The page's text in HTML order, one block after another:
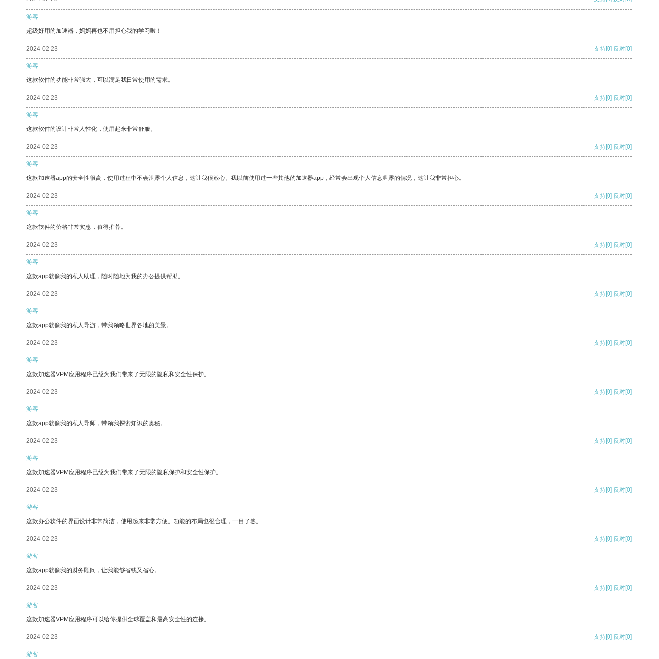
游客
超级好用的加速器，妈妈再也不用担心我的学习啦！
2024-02-23 支持[0] 反对[0]
游客
这款软件的功能非常强大，可以满足我日常使用的需求。
2024-02-23 支持[0] 反对[0]
游客
这款软件的设计非常人性化，使用起来非常舒服。
2024-02-23 支持[0] 反对[0]
游客
这款加速器app的安全性很高，使用过程中不会泄露个人信息，这让我很放心。我以前使用过一些其他的加速器app，经常会出现个人信息泄露的情况，这让我非常担心。
2024-02-23 支持[0] 反对[0]
游客
这款软件的价格非常实惠，值得推荐。
2024-02-23 支持[0] 反对[0]
游客
这款app就像我的私人助理，随时随地为我的办公提供帮助。
2024-02-23 支持[0] 反对[0]
游客
这款app就像我的私人导游，带我领略世界各地的美景。
2024-02-23 支持[0] 反对[0]
游客
这款加速器VPM应用程序已经为我们带来了无限的隐私和安全性保护。
2024-02-23 支持[0] 反对[0]
游客
这款app就像我的私人导师，带领我探索知识的奥秘。
2024-02-23 支持[0] 反对[0]
游客
这款加速器VPM应用程序已经为我们带来了无限的隐私保护和安全性保护。
2024-02-23 支持[0] 反对[0]
游客
这款办公软件的界面设计非常简洁，使用起来非常方便。功能的布局也很合理，一目了然。
2024-02-23 支持[0] 反对[0]
游客
这款app就像我的财务顾问，让我能够省钱又省心。
2024-02-23 支持[0] 反对[0]
游客
这款加速器VPM应用程序可以给你提供全球覆盖和最高安全性的连接。
2024-02-23 支持[0] 反对[0]
游客